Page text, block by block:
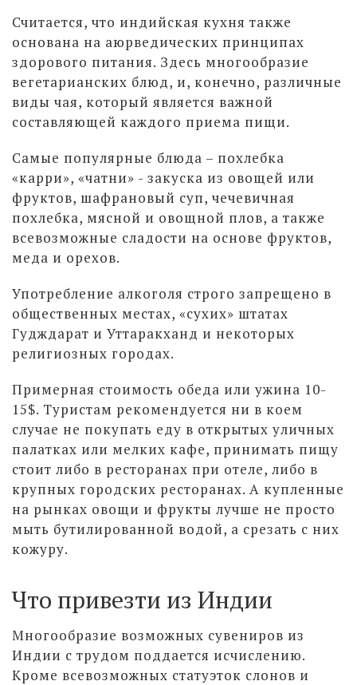
Считается, что индийская кухня также
основана на аюрведических принципах
здорового питания. Здесь многообразие
вегетарианских блюд, и, конечно, различные
виды чая, который является важной
составляющей каждого приема пищи.
Самые популярные блюда – похлебка
«карри», «чатни» - закуска из овощей или
фруктов, шафрановый суп, чечевичная
похлебка, мясной и овощной плов, а также
всевозможные сладости на основе фруктов,
меда и орехов.
Употребление алкоголя строго запрещено в
общественных местах, «сухих» штатах
Гудждарат и Уттаракханд и некоторых
религиозных городах.
Примерная стоимость обеда или ужина 10-
15$. Туристам рекомендуется ни в коем
случае не покупать еду в открытых уличных
палатках или мелких кафе, принимать пищу
стоит либо в ресторанах при отеле, либо в
крупных городских ресторанах. А купленные
на рынках овощи и фрукты лучше не просто
мыть бутилированной водой, а срезать с них
кожуру.
Что привезти из Индии
Многообразие возможных сувениров из
Индии с трудом поддается исчислению.
Кроме всевозможных статуэток слонов и